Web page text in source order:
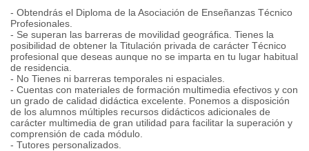
- Obtendrás el Diploma de la Asociación de Enseñanzas Técnico
Profesionales.
- Se superan las barreras de movilidad geográfica. Tienes la
posibilidad de obtener la Titulación privada de carácter Técnico
profesional que deseas aunque no se imparta en tu lugar habitual
de residencia.
- No Tienes ni barreras temporales ni espaciales.
- Cuentas con materiales de formación multimedia efectivos y con
un grado de calidad didáctica excelente. Ponemos a disposición
de los alumnos múltiples recursos didácticos adicionales de
carácter multimedia de gran utilidad para facilitar la superación y
comprensión de cada módulo.
- Tutores personalizados.